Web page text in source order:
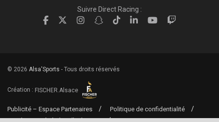
Suivre Direct Racing :
© 2026 Alsa'Sports - Tous droits réservés
Création : FISCHER.Alsace
Publicité – Espace Partenaires
Politique de confidentialité
Conditions générales d’utilisation